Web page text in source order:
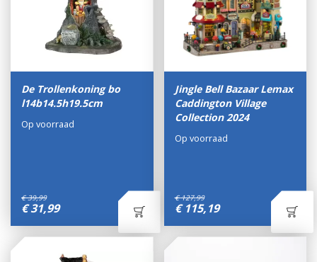
De Trollenkoning bo
l14b14.5h19.5cm
€ 39,99
€31,99
Op voorraad
Jingle Bell Bazaar Lemax
Caddington Village
Collection 2024
€ 127,99
€ 115,19
Op voorraad